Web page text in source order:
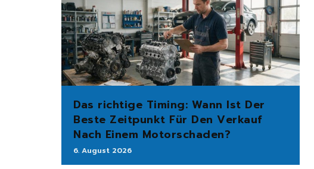
Das richtige Timing: Wann Ist Der
Beste Zeitpunkt Für Den Verkauf
Nach Einem Motorschaden?
6. August 2026